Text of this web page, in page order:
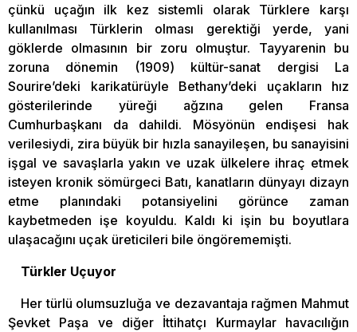
çünkü uçağın ilk kez sistemli olarak Türklere karşı
kullanılması Türklerin olması gerektiği yerde, yani
göklerde olmasının bir zoru olmuştur. Tayyarenin bu
zoruna dönemin (1909) kültür-sanat dergisi La
Sourire’deki karikatürüyle Bethany’deki uçakların hız
gösterilerinde yüreği ağzına gelen Fransa
Cumhurbaşkanı da dahildi. Mösyönün endişesi hak
verilesiydi, zira büyük bir hızla sanayileşen, bu sanayisini
işgal ve savaşlarla yakın ve uzak ülkelere ihraç etmek
isteyen kronik sömürgeci Batı, kanatların dünyayı dizayn
etme planındaki potansiyelini görünce zaman
kaybetmeden işe koyuldu. Kaldı ki işin bu boyutlara
ulaşacağını uçak üreticileri bile öngörememişti.
Türkler Uçuyor
Her türlü olumsuzluğa ve dezavantaja rağmen Mahmut
Şevket Paşa ve diğer İttihatçı Kurmaylar havacılığın